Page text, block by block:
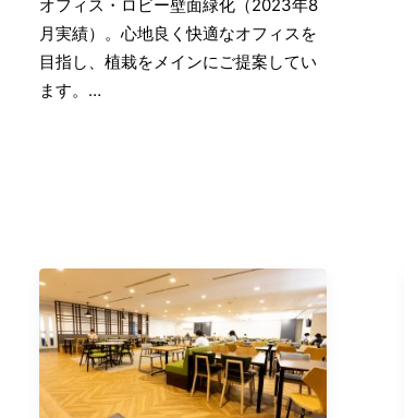
オフィス・ロビー壁面緑化（2023年8
月実績）。心地良く快適なオフィスを
目指し、植栽をメインにご提案してい
ます。…